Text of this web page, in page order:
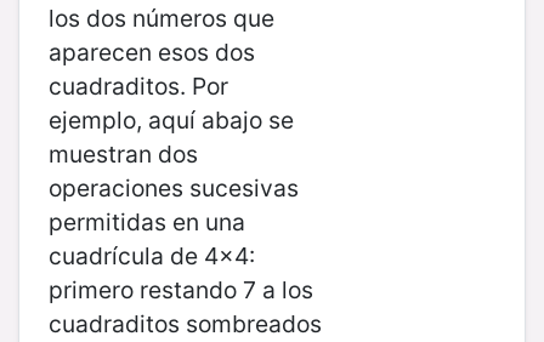
los dos números que
aparecen esos dos
cuadraditos. Por
ejemplo, aquí abajo se
muestran dos
operaciones sucesivas
permitidas en una
cuadrícula de 4x4:
primero restando 7 a los
cuadraditos sombreados